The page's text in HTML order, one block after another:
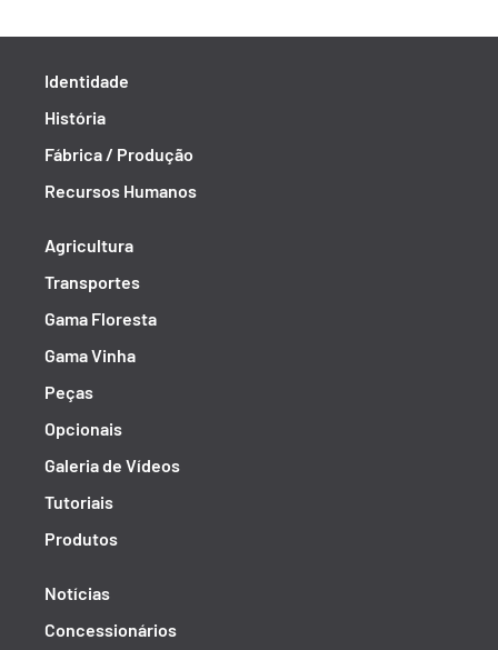
Identidade
História
Fábrica / Produção
Recursos Humanos
Agricultura
Transportes
Gama Floresta
Gama Vinha
Peças
Opcionais
Galeria de Vídeos
Tutoriais
Produtos
Notícias
Concessionários